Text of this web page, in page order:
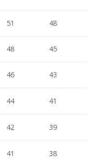
51 48
48 45
46 43
44 41
42 39
41 38